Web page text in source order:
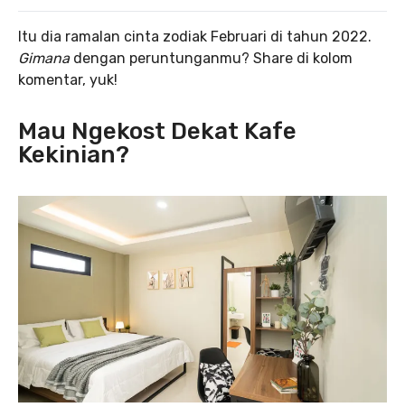
Itu dia ramalan cinta zodiak Februari di tahun 2022.
Gimanadengan peruntunganmu? Share di kolom
komentar, yuk!
Mau Ngekost Dekat Kafe
Kekinian?